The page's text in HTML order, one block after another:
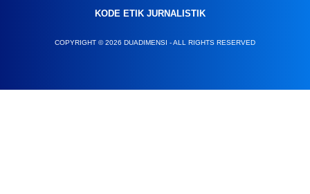
KODE ETIK JURNALISTIK
COPYRIGHT © 2026 DUADIMENSI - ALL RIGHTS RESERVED